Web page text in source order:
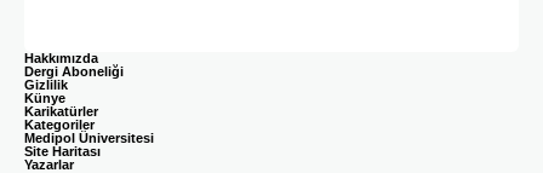
Hakkımızda
Dergi Aboneliği
Gizlilik
Künye
Karikatürler
Kategoriler
Medipol Üniversitesi
Site Haritası
Yazarlar